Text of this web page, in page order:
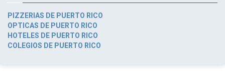
PIZZERIAS DE PUERTO RICO
OPTICAS DE PUERTO RICO
HOTELES DE PUERTO RICO
COLEGIOS DE PUERTO RICO